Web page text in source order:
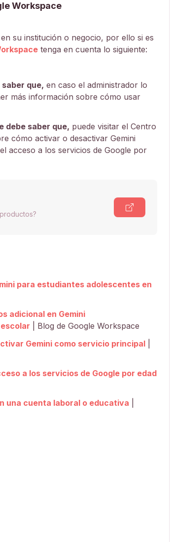
Workspace
su institución o negocio, por ello si es
tenga en cuenta lo siguiente:
que, en caso el administrador lo
más información sobre cómo usar
debe saber que, puede visitar el Centro
cómo activar o desactivar Gemini
acceso a los servicios de Google por
para estudiantes adolescentes en
adicional en Gemini
| Blog de Google Workspace
Gemini como servicio principal
a los servicios de Google por edad
una cuenta laboral o educativa